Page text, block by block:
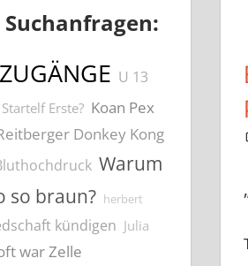
U 13
Erste? Koan Pex
Donkey Kong
Warum
so braun? herbert
kündigen Julia
war Zelle